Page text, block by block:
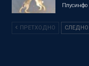
Плусинфо
ПРЕТХОДНО СЛЕДНО